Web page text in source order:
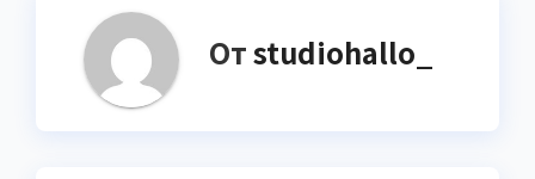
Отstudiohallo_